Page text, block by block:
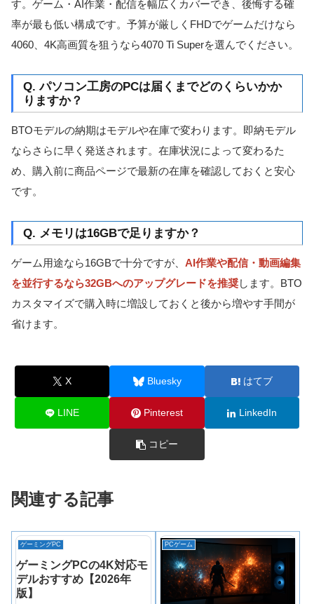
す。ゲーム・AI作業・配信を幅広くカバーでき、後悔する確
率が最も低い構成です。予算が厳しくFHDでゲームだけなら
4060、4K高画質を狙うなら4070 Ti Superを選んでください。
Q. パソコン工房のPCは届くまでどのくらいかか
りますか？
BTOモデルの納期はモデルや在庫で変わります。即納モデル
ならさらに早く発送されます。在庫状況によって変わるた
め、購入前に商品ページで最新の在庫を確認しておくと安心
です。
Q. メモリは16GBで足りますか？
ゲーム用途なら16GBで十分ですが、 AI作業や配信・動画編集
を並行するなら32GBへのアップグレードを推奨します。BTO
カスタマイズで購入時に増設しておくと後から増やす手間が
省けます。
X Bluesky はてブ
LINE Pinterest LinkedIn
コピー
関連する記事
ゲーミングPC
ゲーミングPCの4K対応モ
デルおすすめ【2026年
版】
PCゲーム